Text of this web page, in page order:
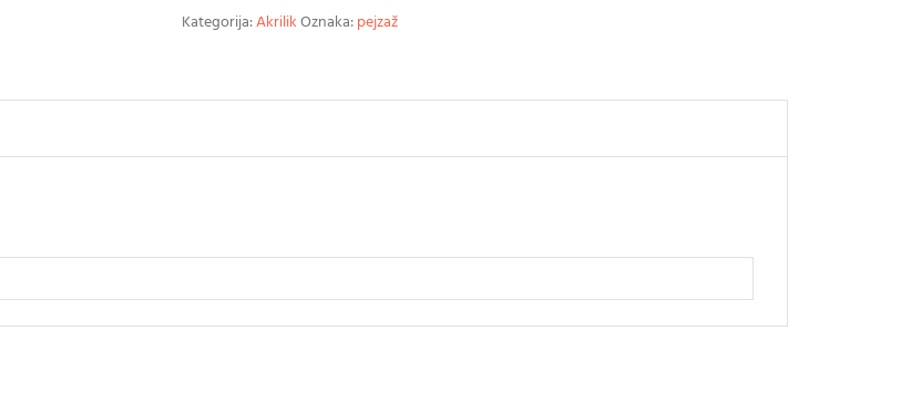
Kategorija:AkrilikOznaka:pejzaž